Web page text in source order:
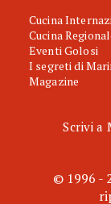
Cucina
Cucina
Eventi Golosi
I segreti di
Magazine
Scrivi a
© 1996 -